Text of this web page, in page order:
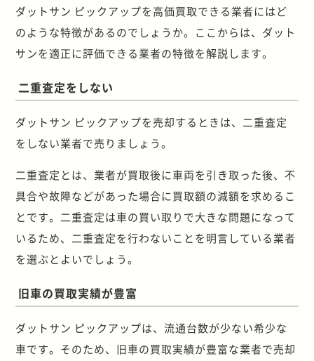
ダットサン ピックアップを高価買取できる業者にはど
のような特徴があるのでしょうか。ここからは、ダット
サンを適正に評価できる業者の特徴を解説します。
二重査定をしない
ダットサン ピックアップを売却するときは、二重査定
をしない業者で売りましょう。
二重査定とは、業者が買取後に車両を引き取った後、不
具合や故障などがあった場合に買取額の減額を求めるこ
とです。二重査定は車の買い取りで大きな問題になって
いるため、二重査定を行わないことを明言している業者
を選ぶとよいでしょう。
旧車の買取実績が豊富
ダットサン ピックアップは、流通台数が少ない希少な
車です。そのため、旧車の買取実績が豊富な業者で売却